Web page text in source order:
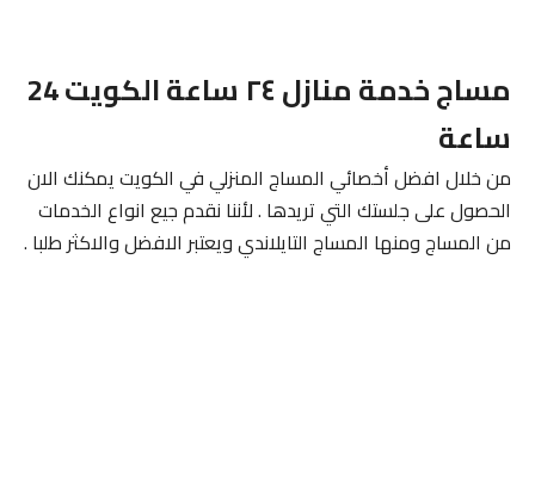
مساج خدمة منازل ٢٤ ساعة الكويت 24
ساعة
من خلال افضل أخصائي المساج المنزلي في الكويت يمكنك الان
الحصول على جلستك التي تريدها . لأننا نقدم جيع انواع الخدمات
من المساج ومنها المساج التايلاندي ويعتبر الافضل والاكثر طلبا .